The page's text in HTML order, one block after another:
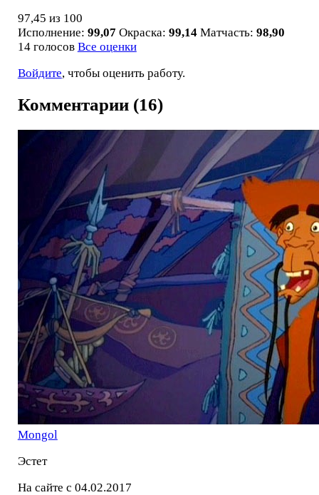
97,45 из 100
Исполнение: 99,07 Окраска: 99,14 Матчасть: 98,90
14 голосов Все оценки
Войдите, чтобы оценить работу.
Комментарии (16)
Mоngol
Эстет
На сайте с 04.02.2017